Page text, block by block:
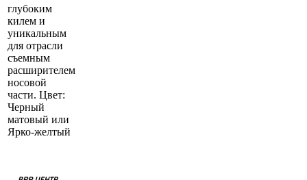
глубоким
килем и
уникальным
для отрасли
съемным
расширителем
носовой
части. Цвет:
Черный
матовый или
Ярко-желтый